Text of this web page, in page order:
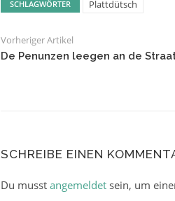
SCHLAGWÖRTER Plattdütsch
Vorheriger Artikel
De Penunzen leegen an de
SCHREIBE EINEN
Du musst angemeldetsein, um